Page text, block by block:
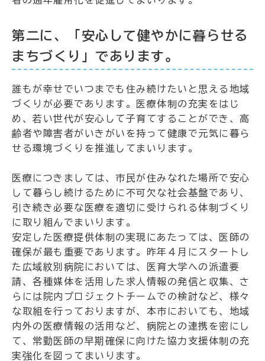
第二に、「安心して健やかに暮らせる
まちづくり」であります。
誰もが幸せでいつまでも住み続けたいと思える地域
づくりが必要であります。医療体制の充実をはじ
め、若い世代が安心して子育てすることができ、高
齢者や障害者がいきがいを持って健康で元気に暮ら
せる環境づくりを推進してまいります。
医療につきましては、市民が住みなれた場所で安心
して暮らし続けるために不可欠な社会基盤であり、
引き続き必要な医療を適切に受けられる体制づくり
に取り組んでまいります。
安定した医療提供体制の実現にあたっては、医師の
確保が最も重要であります。昨年４月にスタートし
た広域紋別病院においては、医育大学への派遣要
請、各種媒体を活用した求人情報の発信と収集、さ
らには院内プロジェクトチームでの検討など、様々
な取組を行っておりますが、本市においても、地域
内外の医療情報の活用など、病院との連携を密にし
て、常勤医師の早期確保に向けた協力支援体制の充
実強化を図ってまいります。